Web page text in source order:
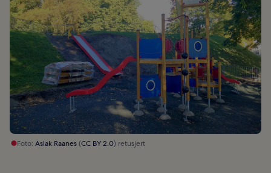
Foto: Aslak Raanes(CC BY 2.0) retusjert